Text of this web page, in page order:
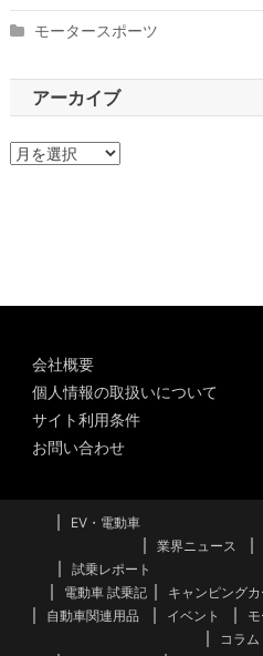
モータースポーツ
アーカイブ
ア
会社概要
個人情報の取扱いについて
サイト利用条件
お問い合わせ
EV・電動車
業界ニュース
試乗レポート
電動車 試乗記
キャンピングカ
自動車関連用品
イベント
コラ